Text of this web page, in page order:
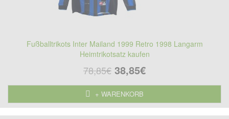
Fußballtrikots Inter Mailand 1999 Retro 1998 Langarm
Heimtrikotsatz kaufen
78,85€ 38,85€
+ WARENKORB